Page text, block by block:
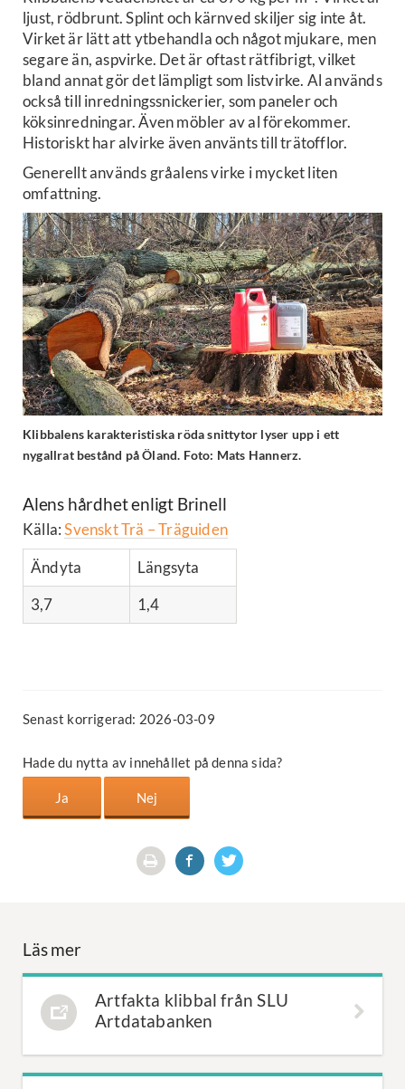
ljust, rödbrunt. Splint och kärnved skiljer sig inte åt.
Virket är lätt att ytbehandla och något mjukare, men
segare än, aspvirke. Det är oftast rätfibrigt, vilket
bland annat gör det lämpligt som listvirke. Al används
också till inredningssnickerier, som paneler och
köksinredningar. Även möbler av al förekommer.
Historiskt har alvirke även använts till trätofflor.
Generellt används gråalens virke i mycket liten
omfattning.
Klibbalens karakteristiska röda snittytor lyser upp i ett
nygallrat bestånd på Öland. Foto: Mats Hannerz.
Alens hårdhet enligt Brinell
Källa:Svenskt Trä – Träguiden
Ändyta
Längsyta
3,7
1,4
Senast korrigerad: 2026-03-09
Hade du nytta av innehållet på denna sida?
Läs mer
Artfakta klibbal från SLU
Artdatabanken